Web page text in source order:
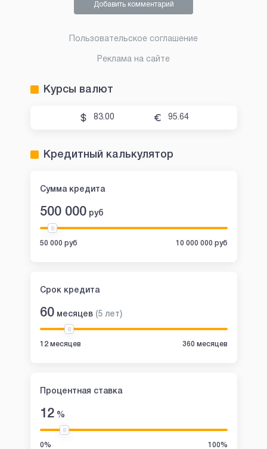
Добавить комментарий
Пользовательское соглашение
Реклама на сайте
Курсы валют
83.00 95.64
Кредитный калькулятор
Сумма кредита
500 000 руб
50 000 руб 10 000 000 руб
Срок кредита
60 месяцев (5 лет)
12 месяцев 360 месяцев
Процентная ставка
12%
0% 100%